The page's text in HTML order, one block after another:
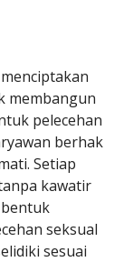
membangun
pelecehan
berhak
Setiap
kawatir
bentuk
seksual
sesuai